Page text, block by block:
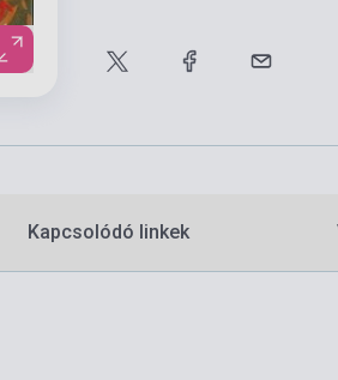
Kapcsolódó linkek